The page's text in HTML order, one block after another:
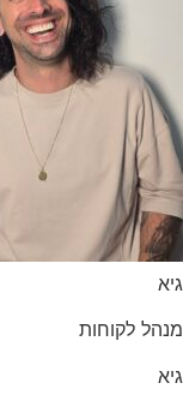
לקוחות